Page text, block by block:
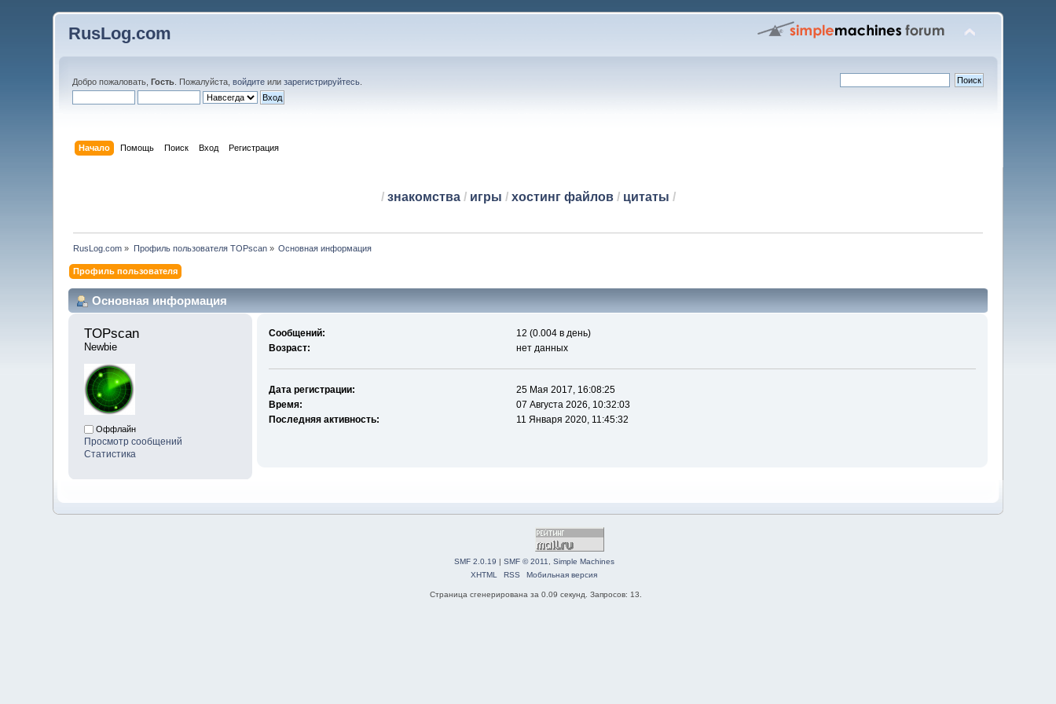
RusLog.com
Добро пожаловать,Гость . Пожалуйста,войдите илизарегистрируйтесь
Начало Помощь Поиск Вход Регистрация
/ знакомства/ игры / хостинг файлов/ цитаты /
RusLog.com » Профиль пользователя TOPscan» Основная информация
Профиль пользователя
Основная информация
TOPscan
Newbie
Оффлайн
Просмотр сообщений
Статистика
Сообщений:
12 (0.004 в день)
Возраст:
нет данных
Дата регистрации:
25 Мая 2017, 16:08:25
Время:
07 Августа 2026, 10:32:03
Последняя активность:
11 Января 2020, 11:45:32
SMF 2.0.19 | SMF © 2011
Simple Machines
XHTML
RSS Мобильная версия
Страница сгенерирована за 0.09 секунд. Запросов: 13.